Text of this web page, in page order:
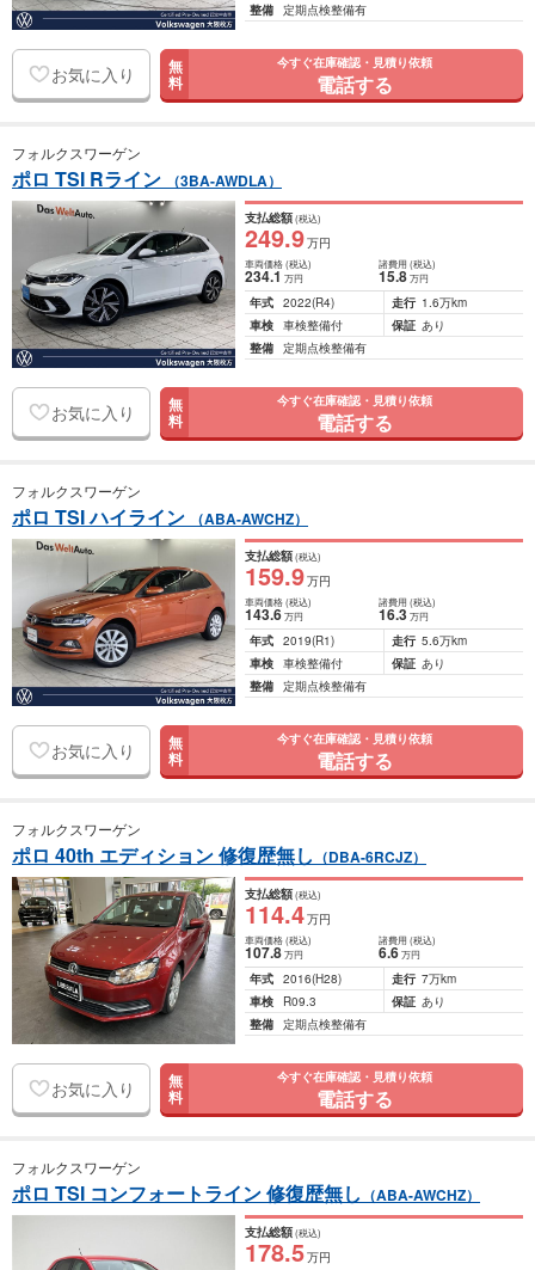
整備 定期点検整備有
お気に入り 無
料
今すぐ在庫確認・見積り依頼
電話する
フォルクスワーゲン
ポロ TSI Rライン （3BA-AWDLA）
支払総額(税込)
249.9万円
車両価格(税込)
234.1万円
諸費用 (税込)
15.8 万円
年式 2022(R4) 走行 1.6万km
車検 車検整備付 保証 あり
整備 定期点検整備有
お気に入り 無
料
今すぐ在庫確認・見積り依頼
電話する
フォルクスワーゲン
ポロ TSI ハイライン （ABA-AWCHZ）
支払総額(税込)
159.9万円
車両価格(税込)
143.6万円
諸費用 (税込)
16.3 万円
年式 2019(R1) 走行 5.6万km
車検 車検整備付 保証 あり
整備 定期点検整備有
お気に入り 無
料
今すぐ在庫確認・見積り依頼
電話する
フォルクスワーゲン
ポロ 40th エディション 修復歴無し （DBA-6RCJZ）
支払総額(税込)
114.4万円
車両価格(税込)
107.8万円
諸費用 (税込)
6.6 万円
年式 2016(H28) 走行 7万km
車検
R09.3 保証 あり
整備 定期点検整備有
お気に入り 無
料
今すぐ在庫確認・見積り依頼
電話する
フォルクスワーゲン
ポロ TSI コンフォートライン 修復歴無し （ABA-AWCHZ）
支払総額(税込)
178.5万円